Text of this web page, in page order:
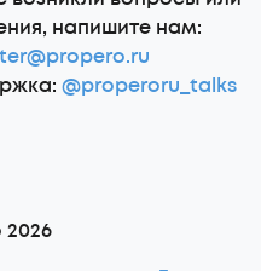
напишите нам:
@properoru_talks